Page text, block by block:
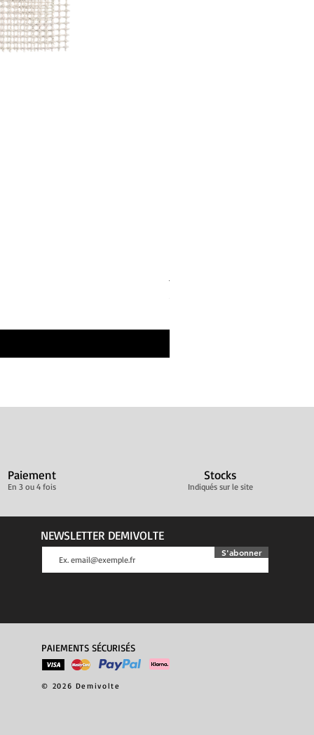
Paiement
En 3 ou 4 fois
Stocks
Indiqués sur le site
NEWSLETTER DEMIVOLTE
S'abonner
PAIEMENTS SÉCURISÉS
© 2026 Demivolte